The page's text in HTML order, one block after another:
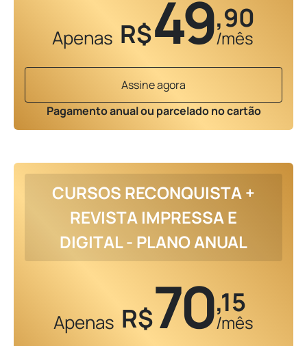
Apenas R$49,90
/mês
Assine agora
Pagamento anual ou parcelado no cartão
CURSOS RECONQUISTA +
REVISTA IMPRESSA E
DIGITAL - PLANO ANUAL
Apenas R$70,15
/mês